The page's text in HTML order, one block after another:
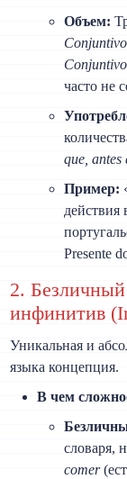
Объем:
Conjuntivo
Conjuntivo
часто не
que, antes
Пример:
действия
Presente
2.
инфинитив
Уникальная и
языка концепция.
В чем
словаря,
comer